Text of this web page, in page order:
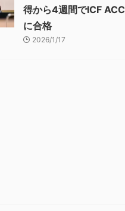
得から4週間でICF ACC
に合格
2026/1/17